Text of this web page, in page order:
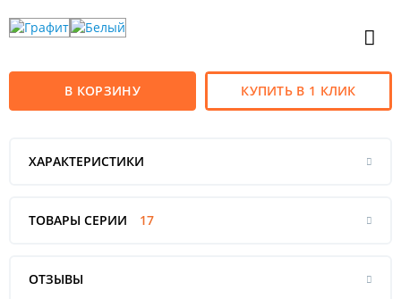
В КОРЗИНУ КУПИТЬ В 1 КЛИК
ХАРАКТЕРИСТИКИ
ТОВАРЫ СЕРИИ 17
ОТЗЫВЫ